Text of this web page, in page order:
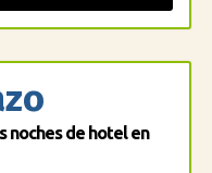
noches de hotel en